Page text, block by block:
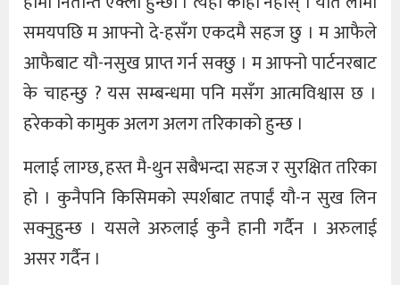
समयपछि म आफ्नो दे-हसँग एकदमै सहज छु । म आफैले
आफैबाट यौ-नसुख प्राप्त गर्न सक्छु । म आफ्नो पार्टनरबाट
के चाहन्छु ? यस सम्बन्धमा पनि मसँग आत्मविश्वास छ ।
हरेकको कामुक अलग अलग तरिकाको हुन्छ ।
मलाई लाग्छ, हस्त मै-थुन सबैभन्दा सहज र सुरक्षित तरिका
हो । कुनैपनि किसिमको स्पर्शबाट तपाईं यौ-न सुख लिन
सक्नुहुन्छ । यसले अरुलाई कुनै हानी गर्दैन । अरुलाई
असर गर्दैन ।